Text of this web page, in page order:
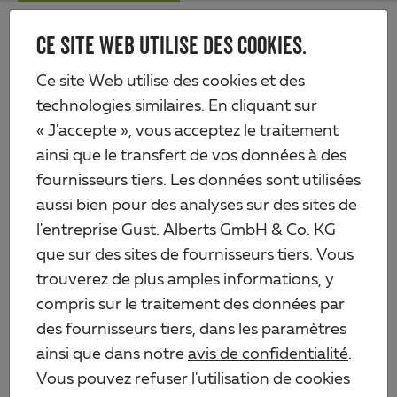
CE SITE WEB UTILISE DES COOKIES.
Ce site Web utilise des cookies et des
technologies similaires. En cliquant sur
« J'accepte », vous acceptez le traitement
ainsi que le transfert de vos données à des
fournisseurs tiers. Les données sont utilisées
aussi bien pour des analyses sur des sites de
l'entreprise Gust. Alberts GmbH & Co. KG
que sur des sites de fournisseurs tiers. Vous
trouverez de plus amples informations, y
compris sur le traitement des données par
des fournisseurs tiers, dans les paramètres
ainsi que dans notre avis de confidentialité.
Vous pouvez refuser l'utilisation de cookies
Skip
content
Alberts
Produits Quincaillerie
Connecteurs de charpente
Équerre renforcée avec griffe